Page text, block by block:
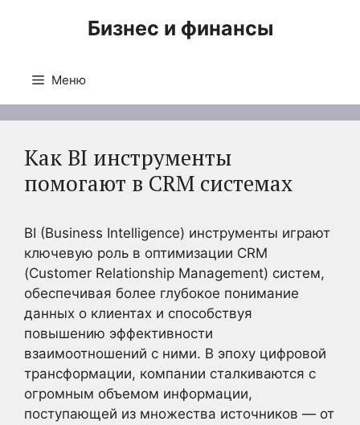
Бизнес и финансы
Меню
Как BI инструменты
помогают в CRM системах
BI (Business Intelligence) инструменты играют
ключевую роль в оптимизации CRM
(Customer Relationship Management) систем,
обеспечивая более глубокое понимание
данных о клиентах и способствуя
повышению эффективности
взаимоотношений с ними. В эпоху цифровой
трансформации, компании сталкиваются с
огромным объемом информации,
поступающей из множества источников — от